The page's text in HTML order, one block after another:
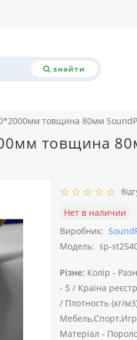
знайти
товщина 80мм
товщина
Нет в наличии
Виробник:
Модель: sp-
Різне: Колір -
- 5 / Країна
/ Плотность (кг/
Матеріал -